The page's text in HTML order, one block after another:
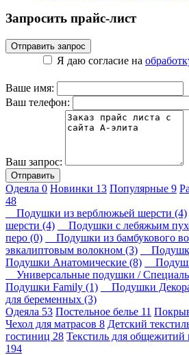
Запросить прайс-лист
Отправить запрос
Я даю согласие на
Ваше имя:
Ваш телефон:
Ваш запрос:
Отправить
Одеяла 0 Новинки 13 Популярные 9
48
Подушки из верблюжьей шерсти (4)
шерсти (4)
Подушки с лебяжьим
перо (0)
Подушки из бамбукового
эвкалиптовым волокном (3)
Подушки Анатомические (8)
Универсальные подушки /
Подушки Family (1)
Подушки
для беременных (3)
Одеяла 53 Постельное белье 11
Чехол для матрасов 8 Детский
гостиниц 28 Текстиль для общежитий
194